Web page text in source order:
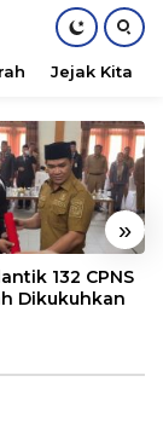
Jejak Kita
»
132 CPNS
Dikukuhkan